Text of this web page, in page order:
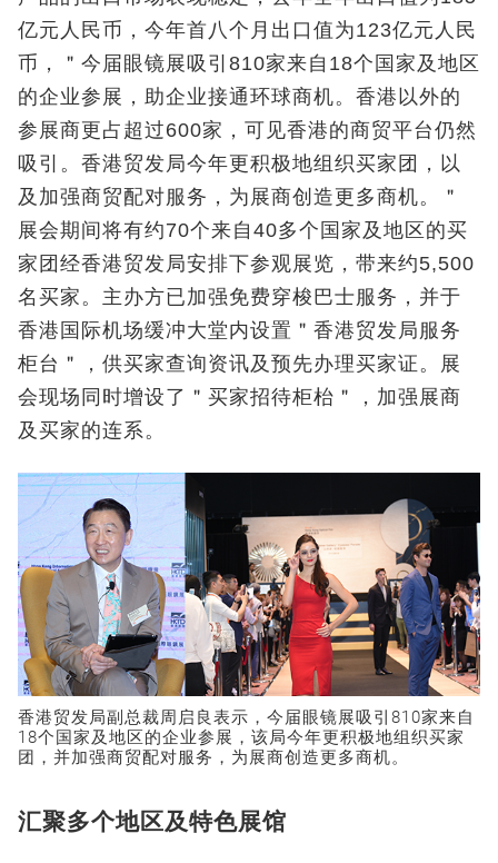
亿元人民币，今年首八个月出口值为123亿元人民
币，＂今届眼镜展吸引810家来自18个国家及地区
的企业参展，助企业接通环球商机。香港以外的
参展商更占超过600家，可见香港的商贸平台仍然
吸引。香港贸发局今年更积极地组织买家团，以
及加强商贸配对服务，为展商创造更多商机。＂
展会期间将有约70个来自40多个国家及地区的买
家团经香港贸发局安排下参观展览，带来约5,500
名买家。主办方已加强免费穿梭巴士服务，并于
香港国际机场缓冲大堂内设置＂香港贸发局服务
柜台＂，供买家查询资讯及预先办理买家证。展
会现场同时增设了＂买家招待柜枱＂，加强展商
及买家的连系。
香港贸发局副总裁周启良表示，今届眼镜展吸引810家来自
18个国家及地区的企业参展，该局今年更积极地组织买家
团，并加强商贸配对服务，为展商创造更多商机。
汇聚多个地区及特色展馆